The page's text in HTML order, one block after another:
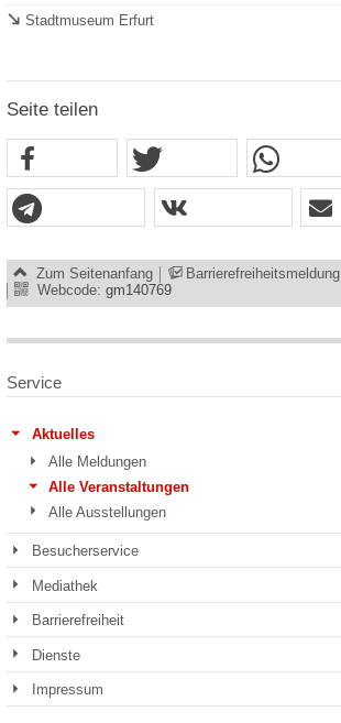
Stadtmuseum Erfurt
Seite teilen
Zum Seitenanfang Barrierefreiheitsmeldung
Webcode: gm140769
Service
Aktuelles
Alle Meldungen
Alle Veranstaltungen
Alle Ausstellungen
Besucherservice
Mediathek
Barrierefreiheit
Dienste
Impressum